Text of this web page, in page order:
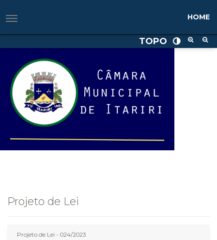
TOPO
HOME
Projeto de Lei
Projeto de Lei - 024/2023